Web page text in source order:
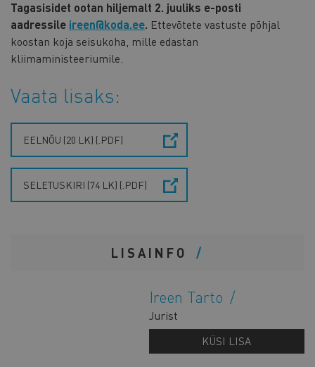
Tagasisidet ootan hiljemalt 2. juuliks e-posti
aadressile ireen@koda.ee. Ettevõtete vastuste põhjal
koostan koja seisukoha, mille edastan
kliimaministeeriumile.
Vaata lisaks:
EELNÕU (20 LK) (.PDF)
SELETUSKIRI (74 LK) (.PDF)
LISAINFO
Ireen Tarto
Jurist
KÜSI LISA